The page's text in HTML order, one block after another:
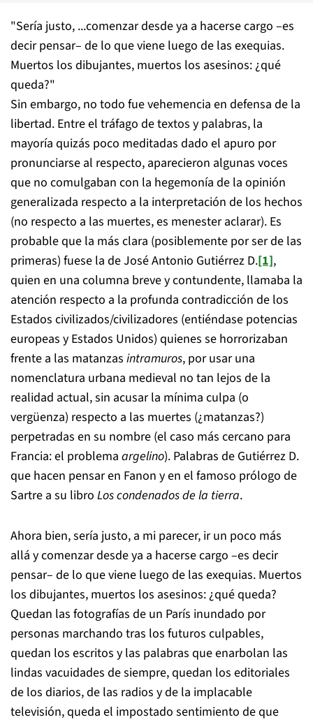
"Sería justo, ...comenzar desde ya a hacerse cargo –es
decir pensar– de lo que viene luego de las exequias.
Muertos los dibujantes, muertos los asesinos: ¿qué
queda?"
Sin embargo, no todo fue vehemencia en defensa de la
libertad. Entre el tráfago de textos y palabras, la
mayoría quizás poco meditadas dado el apuro por
pronunciarse al respecto, aparecieron algunas voces
que no comulgaban con la hegemonía de la opinión
generalizada respecto a la interpretación de los hechos
(no respecto a las muertes, es menester aclarar). Es
probable que la más clara (posiblemente por ser de las
primeras) fuese la de José Antonio Gutiérrez D.[1],
quien en una columna breve y contundente, llamaba la
atención respecto a la profunda contradicción de los
Estados civilizados/civilizadores (entiéndase potencias
europeas y Estados Unidos) quienes se horrorizaban
frente a las matanzas intramuros, por usar una
nomenclatura urbana medieval no tan lejos de la
realidad actual, sin acusar la mínima culpa (o
vergüenza) respecto a las muertes (¿matanzas?)
perpetradas en su nombre (el caso más cercano para
Francia: el problema argelino). Palabras de Gutiérrez D.
que hacen pensar en Fanon y en el famoso prólogo de
Sartre a su libro Los condenados de la tierra.
Ahora bien, sería justo, a mi parecer, ir un poco más
allá y comenzar desde ya a hacerse cargo –es decir
pensar– de lo que viene luego de las exequias. Muertos
los dibujantes, muertos los asesinos: ¿qué queda?
Quedan las fotografías de un París inundado por
personas marchando tras los futuros culpables,
quedan los escritos y las palabras que enarbolan las
lindas vacuidades de siempre, quedan los editoriales
de los diarios, de las radios y de la implacable
televisión, queda el impostado sentimiento de que